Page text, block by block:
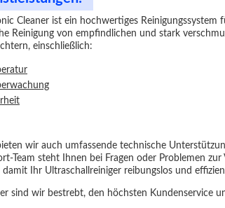
Cleaner ist ein hochwertiges
Reinigung von empfindlichen und stark
einschließlich:
wir auch umfassende technische
Team steht Ihnen bei Fragen oder Problemen
Ihr Ultraschallreiniger reibungslos und
sind wir bestrebt, den höchsten Kundenservice